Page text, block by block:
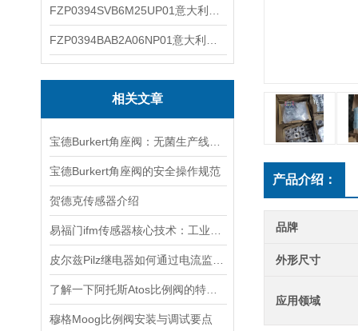
相关文章
宝德Burkert角座阀的安全操作规范
贺德克传感器介绍
穆格Moog比例阀安装与调试要点
产品介绍：
品牌
外形尺寸
应用领域